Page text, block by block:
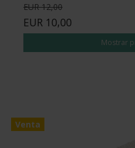
EUR 12,00
EUR 10,00
Mostrar
Venta